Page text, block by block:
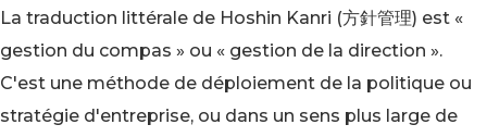
La traduction littérale de Hoshin Kanri (方針管理) est «
gestion du compas » ou « gestion de la direction ».
C'est une méthode de déploiement de la politique ou
stratégie d'entreprise, ou dans un sens plus large de